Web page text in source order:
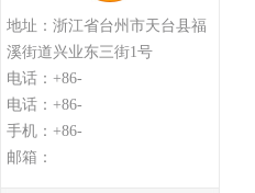
地址：浙江省台州市天台县福
溪街道兴业东三街1号
电话：+86-
电话：+86-
手机：+86-
邮箱：